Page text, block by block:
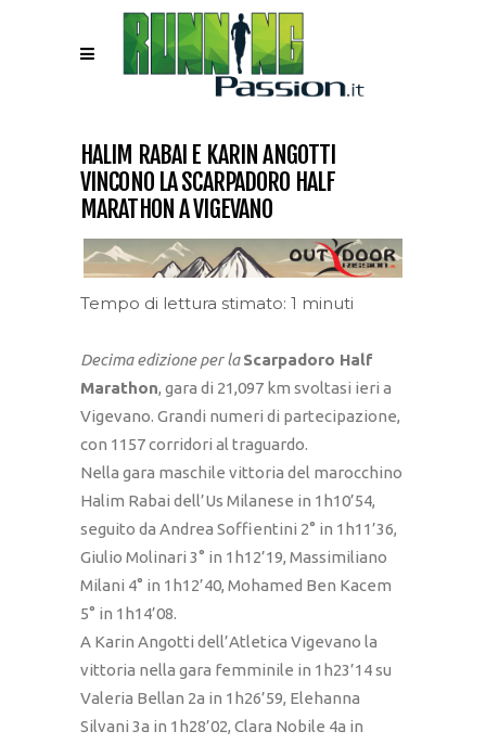
HALIM RABAI E KARIN ANGOTTI
VINCONO LA SCARPADORO HALF
MARATHON A VIGEVANO
Tempo di lettura stimato: 1 minuti
Decima edizione per laScarpadoro Half
Marathon, gara di 21,097 km svoltasi ieri a
Vigevano. Grandi numeri di partecipazione,
con 1157 corridori al traguardo.
Nella gara maschile vittoria del marocchino
Halim Rabai dell’Us Milanese in 1h10’54,
seguito da Andrea Soffientini 2° in 1h11’36,
Giulio Molinari 3° in 1h12’19, Massimiliano
Milani 4° in 1h12’40, Mohamed Ben Kacem
5° in 1h14’08.
A Karin Angotti dell’Atletica Vigevano la
vittoria nella gara femminile in 1h23’14 su
Valeria Bellan 2a in 1h26’59, Elehanna
Silvani 3a in 1h28’02, Clara Nobile 4a in